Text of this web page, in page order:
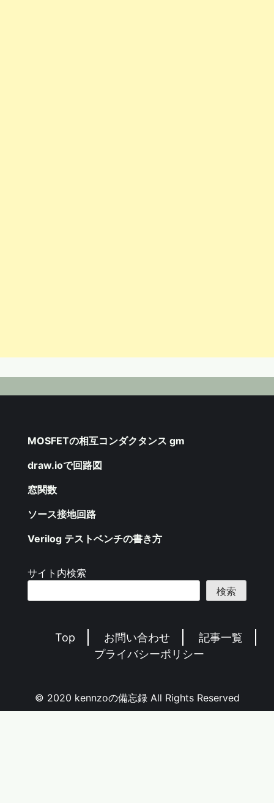
MOSFETの相互コンダクタンス gm
draw.ioで回路図
窓関数
ソース接地回路
Verilog テストベンチの書き方
サイト内検索
検索
Top お問い合わせ
記事一覧
プライバシーポリシー
© 2020 kennzoの備忘録 All Rights Reserved